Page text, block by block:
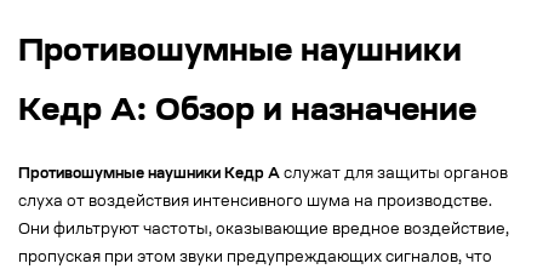
Противошумные наушники
Кедр А: Обзор и назначение
Противошумные наушники Кедр А служат для защиты органов
слуха от воздействия интенсивного шума на производстве.
Они фильтруют частоты, оказывающие вредное воздействие,
пропуская при этом звуки предупреждающих сигналов, что